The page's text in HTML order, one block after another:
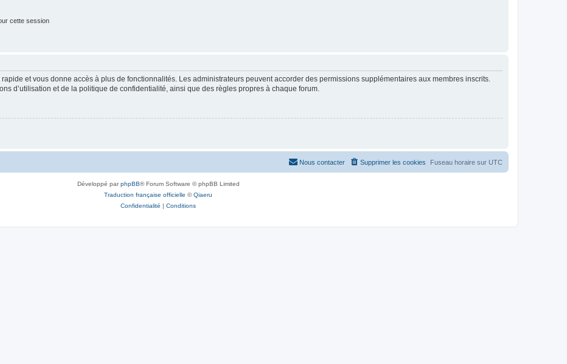
cette session
et vous donne accès à plus de fonctionnalités. Les administrateurs peuvent accorder des permissions supplémentaires aux membres inscrits.
d’utilisation et de la politique de confidentialité, ainsi que des règles propres à chaque forum.
Fuseau horaire sur UTC
Supprimer les cookies
Nous contacter
Développé parphpBB® Forum Software © phpBB Limited
Traduction française officielle ©Qiaeru
Confidentialité | Conditions